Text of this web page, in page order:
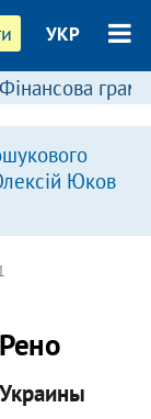
УКР
Фінансова
Юков